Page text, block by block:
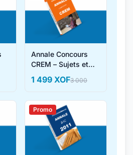
Annale Concours
CREM – Sujets et
1 499 XOF3 000
Promo